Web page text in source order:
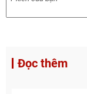
Đọc thêm